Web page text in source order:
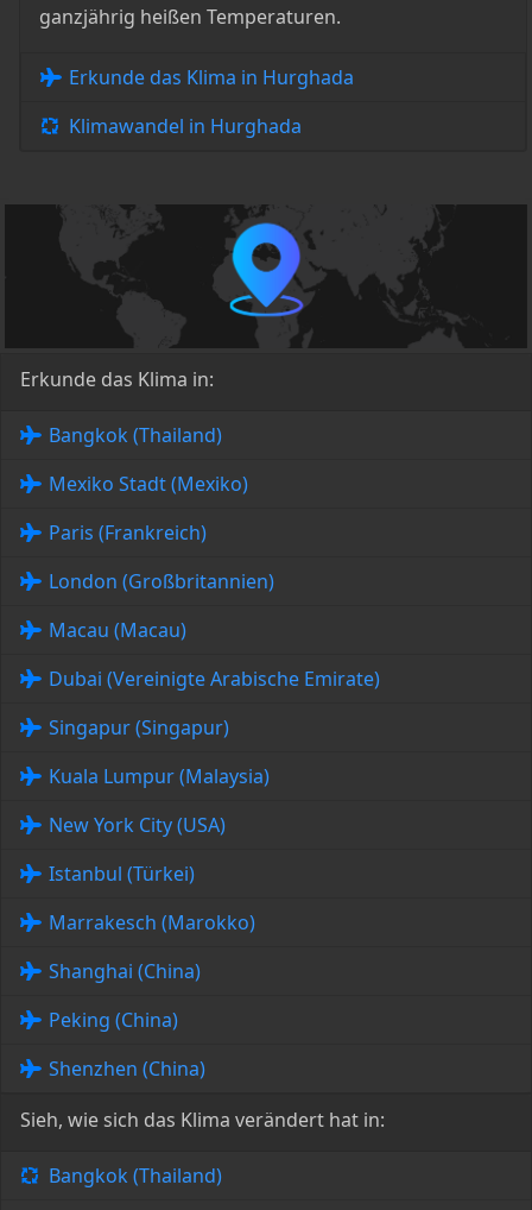
ganzjährig heißen Temperaturen.
Erkunde das Klima in Hurghada
Klimawandel in Hurghada
Erkunde das Klima in:
Bangkok (Thailand)
Mexiko Stadt (Mexiko)
Paris (Frankreich)
London (Großbritannien)
Macau (Macau)
Dubai (Vereinigte Arabische Emirate)
Singapur (Singapur)
Kuala Lumpur (Malaysia)
New York City (USA)
Istanbul (Türkei)
Marrakesch (Marokko)
Shanghai (China)
Peking (China)
Shenzhen (China)
Sieh, wie sich das Klima verändert hat in:
Bangkok (Thailand)